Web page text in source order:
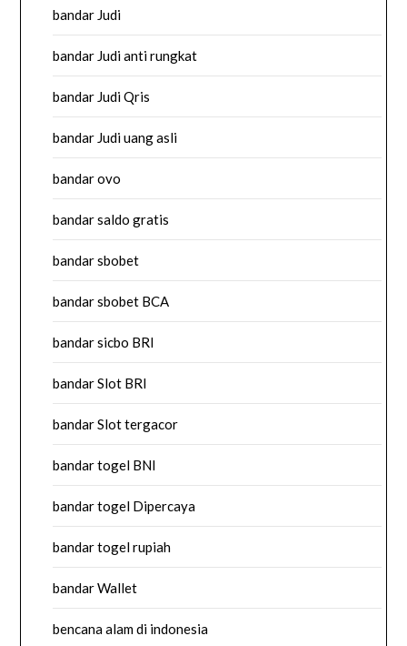
bandar Judi
bandar Judi anti rungkat
bandar Judi Qris
bandar Judi uang asli
bandar ovo
bandar saldo gratis
bandar sbobet
bandar sbobet BCA
bandar sicbo BRI
bandar Slot BRI
bandar Slot tergacor
bandar togel BNI
bandar togel Dipercaya
bandar togel rupiah
bandar Wallet
bencana alam di indonesia